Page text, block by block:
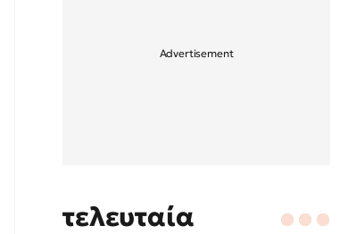
τελευταία